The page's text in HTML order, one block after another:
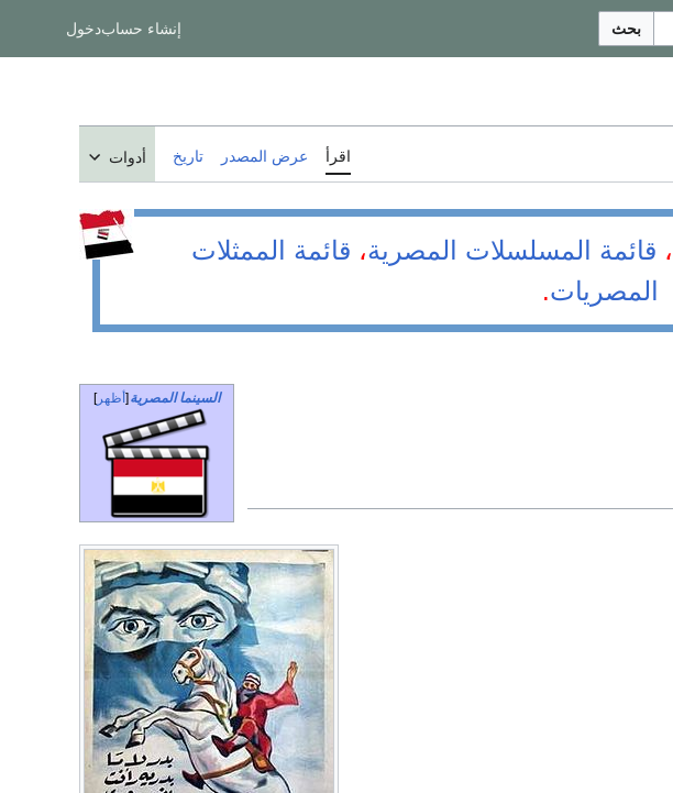
بحث إنشاء حسابدخول
اقرأ عرض المصدر تاريخ أدوات
، قائمة المسلسلات المصرية، قائمة الممثلات
المصريات.
أظهر السينما المصرية